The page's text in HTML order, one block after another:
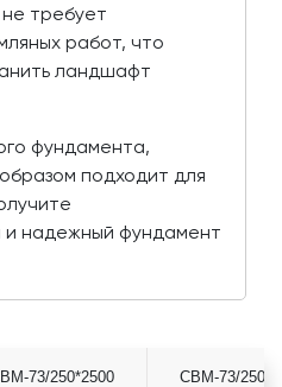
требует
работ, что
ландшафт
фундамента,
подходит для
и надежный фундамент
73/250*2500 СВМ-73/